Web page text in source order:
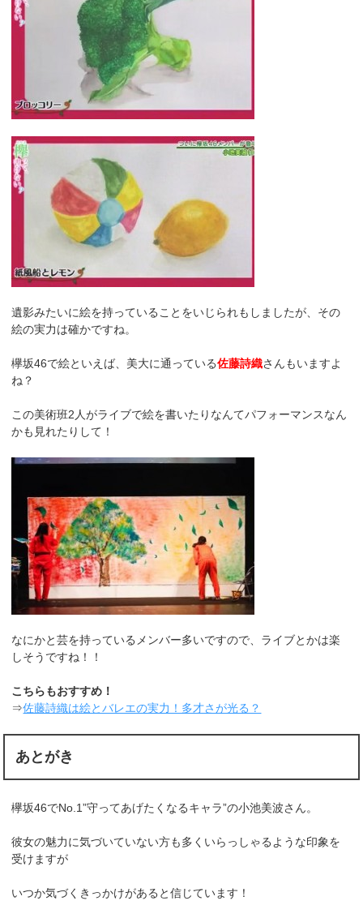
遺影みたいに絵を持っていることをいじられもしましたが、その
絵の実力は確かですね。
欅坂46で絵といえば、美大に通っている佐藤詩織さんもいますよ
ね？
この美術班2人がライブで絵を書いたりなんてパフォーマンスなん
かも見れたりして！
なにかと芸を持っているメンバー多いですので、ライブとかは楽
しそうですね！！
こちらもおすすめ！
⇒佐藤詩織は絵とバレエの実力！多才さが光る？
あとがき
欅坂46でNo.1”守ってあげたくなるキャラ”の小池美波さん。
彼女の魅力に気づいていない方も多くいらっしゃるような印象を
受けますが
いつか気づくきっかけがあると信じています！